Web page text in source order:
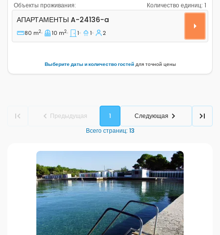
Объекты проживания:
Количество единиц: 1
Однокомнатные апартаменты Шибеник - Šibenik A-
АПАРТАМЕНТЫ A-24136-a
80 m2 10 m2 1 1 2
Выберите даты и количество гостейдля точной цены
Предыдущая 1
Следующая
Всего страниц: 13